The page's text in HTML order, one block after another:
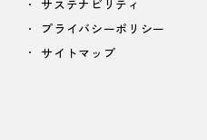
サステナビリティ
プライバシーポリシー
サイトマップ